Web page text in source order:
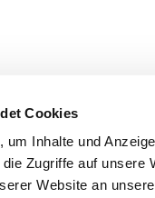
Cookies
um Inhalte und
Zugriffe auf
Website an